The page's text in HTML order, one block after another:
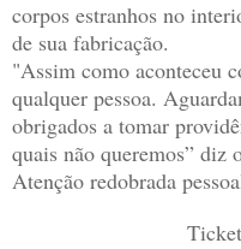
corpos estranhos no
de sua fabricação.
"Assim como aconteceu
qualquer pessoa.
obrigados a tomar
quais não queremos” diz
Atenção redobrada